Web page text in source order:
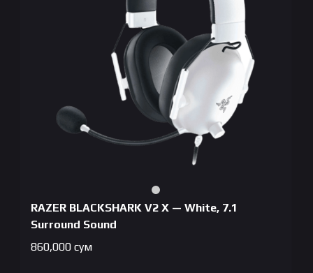
RAZER BLACKSHARK V2 X — White, 7.1
Surround Sound
860,000 сум